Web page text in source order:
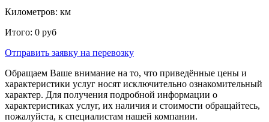
Километров: км
Итого: 0 руб
Отправить заявку на перевозку
Обращаем Ваше внимание на то, что приведённые цены и
характеристики услуг носят исключительно ознакомительный
характер. Для получения подробной информации о
характеристиках услуг, их наличия и стоимости обращайтесь,
пожалуйста, к специалистам нашей компании.